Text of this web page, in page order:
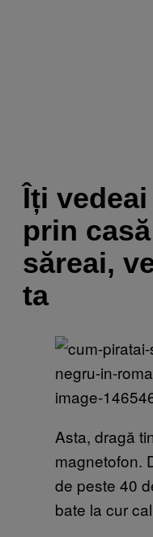
Îți
prin
săreai,
ta
Asta, dragă
magnetofon.
de peste 40
bate la cur